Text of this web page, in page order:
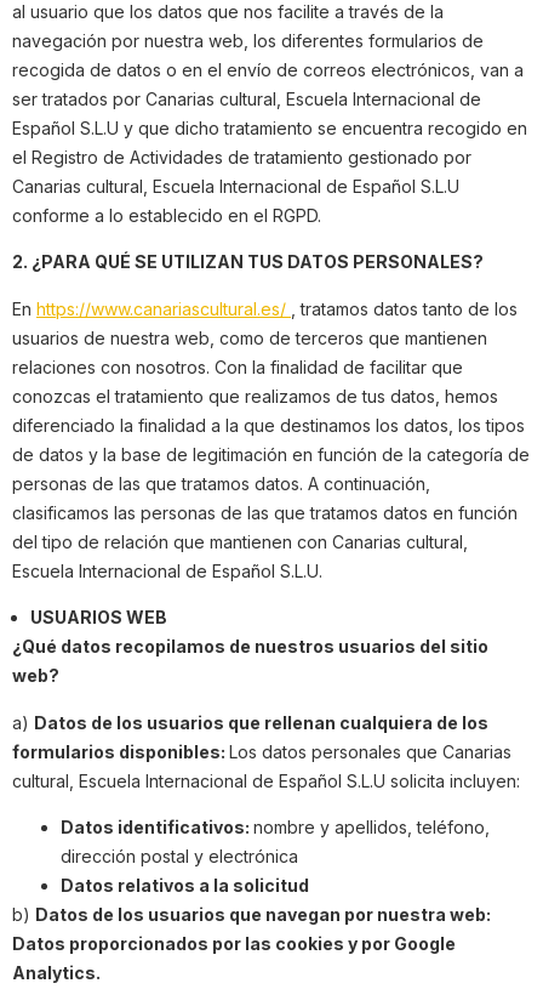
al usuario que los datos que nos facilite a través de la
navegación por nuestra web, los diferentes formularios de
recogida de datos o en el envío de correos electrónicos, van a
ser tratados por Canarias cultural, Escuela Internacional de
Español S.L.U y que dicho tratamiento se encuentra recogido en
el Registro de Actividades de tratamiento gestionado por
Canarias cultural, Escuela Internacional de Español S.L.U
conforme a lo establecido en el RGPD.
2. ¿PARA QUÉ SE UTILIZAN TUS DATOS PERSONALES?
En https://www.canariascultural.es/
, tratamos datos tanto de los
usuarios de nuestra web, como de terceros que mantienen
relaciones con nosotros. Con la finalidad de facilitar que
conozcas el tratamiento que realizamos de tus datos, hemos
diferenciado la finalidad a la que destinamos los datos, los tipos
de datos y la base de legitimación en función de la categoría de
personas de las que tratamos datos. A continuación,
clasificamos las personas de las que tratamos datos en función
del tipo de relación que mantienen con Canarias cultural,
Escuela Internacional de Español S.L.U.
USUARIOS WEB
¿Qué datos recopilamos de nuestros usuarios del sitio
web?
a) Datos de los usuarios que rellenan cualquiera de los
formularios disponibles: Los datos personales que Canarias
cultural, Escuela Internacional de Español S.L.U solicita incluyen:
Datos identificativos: nombre y apellidos, teléfono,
dirección postal y electrónica
Datos relativos a la solicitud
b) Datos de los usuarios que navegan por nuestra web:
Datos proporcionados por las cookies y por Google
Analytics.